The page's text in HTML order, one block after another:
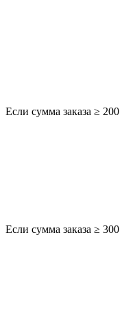
Если сумма заказа ≥
Если сумма заказа ≥